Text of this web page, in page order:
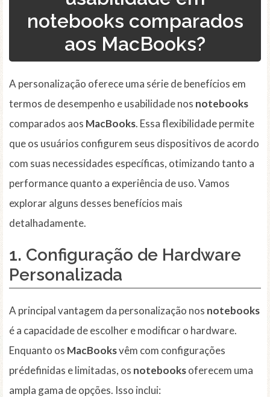
notebooks comparados
aos MacBooks?
A personalização oferece uma série de benefícios em
termos de desempenho e usabilidade nos notebooks
comparados aos MacBooks. Essa flexibilidade permite
que os usuários configurem seus dispositivos de acordo
com suas necessidades específicas, otimizando tanto a
performance quanto a experiência de uso. Vamos
explorar alguns desses benefícios mais
detalhadamente.
1. Configuração de Hardware
Personalizada
A principal vantagem da personalização nos notebooks
é a capacidade de escolher e modificar o hardware.
Enquanto os MacBooksvêm com configurações
prédefinidas e limitadas, os notebooksoferecem uma
ampla gama de opções. Isso inclui: